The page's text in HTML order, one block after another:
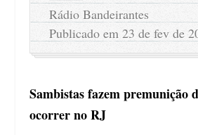
Rádio Bandeirantes
Publicado em 23 de fev de
Sambistas fazem premunição
ocorrer no RJ